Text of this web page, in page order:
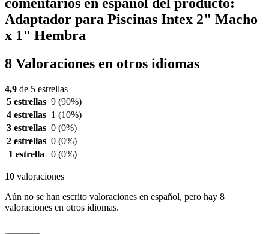
Adaptador para Piscinas Intex 2" Macho
x 1" Hembra
8 Valoraciones en otros idiomas
4,9 de 5 estrellas
5 estrellas 9 (90%)
4 estrellas 1 (10%)
3 estrellas 0 (0%)
2 estrellas 0 (0%)
1 estrella
0 (0%)
10 valoraciones
Aún no se han escrito valoraciones en español, pero hay 8
valoraciones en otros idiomas.